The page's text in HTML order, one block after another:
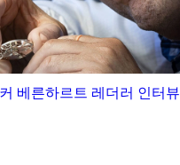
베른하르트 레더러 인터뷰